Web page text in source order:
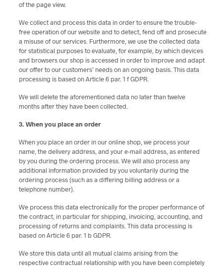
of the page view.
We collect and process this data in order to ensure the trouble-
free operation of our website and to detect, fend off and prosecute
a misuse of our services. Furthermore, we use the collected data
for statistical purposes to evaluate, for example, by which devices
and browsers our shop is accessed in order to improve and adapt
our offer to our customers’ needs on an ongoing basis. This data
processing is based on Article 6 par. 1 f GDPR.
We will delete the aforementioned data no later than twelve
months after they have been collected.
3. When you place an order
When you place an order in our online shop, we process your
name, the delivery address, and your e-mail address, as entered
by you during the ordering process. We will also process any
additional information provided by you voluntarily during the
ordering process (such as a differing billing address or a
telephone number).
We process this data electronically for the proper performance of
the contract, in particular for shipping, invoicing, accounting, and
processing of returns and complaints. This data processing is
based on Article 6 par. 1 b GDPR.
We store this data until all mutual claims arising from the
respective contractual relationship with you have been completely